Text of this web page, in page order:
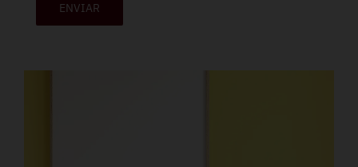
ENVIAR